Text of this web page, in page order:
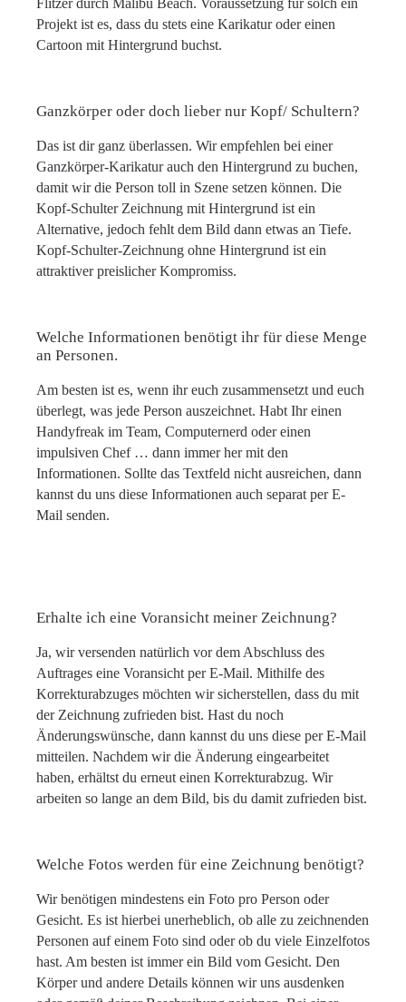
Flitzer durch Malibu Beach. Voraussetzung für solch ein
Projekt ist es, dass du stets eine Karikatur oder einen
Cartoon mit Hintergrund buchst.
Ganzkörper oder doch lieber nur Kopf/ Schultern?
Das ist dir ganz überlassen. Wir empfehlen bei einer
Ganzkörper-Karikatur auch den Hintergrund zu buchen,
damit wir die Person toll in Szene setzen können. Die
Kopf-Schulter Zeichnung mit Hintergrund ist ein
Alternative, jedoch fehlt dem Bild dann etwas an Tiefe.
Kopf-Schulter-Zeichnung ohne Hintergrund ist ein
attraktiver preislicher Kompromiss.
Welche Informationen benötigt ihr für diese Menge
an Personen.
Am besten ist es, wenn ihr euch zusammensetzt und euch
überlegt, was jede Person auszeichnet. Habt Ihr einen
Handyfreak im Team, Computernerd oder einen
impulsiven Chef … dann immer her mit den
Informationen. Sollte das Textfeld nicht ausreichen, dann
kannst du uns diese Informationen auch separat per E-
Mail senden.
Erhalte ich eine Voransicht meiner Zeichnung?
Ja, wir versenden natürlich vor dem Abschluss des
Auftrages eine Voransicht per E-Mail. Mithilfe des
Korrekturabzuges möchten wir sicherstellen, dass du mit
der Zeichnung zufrieden bist. Hast du noch
Änderungswünsche, dann kannst du uns diese per E-Mail
mitteilen. Nachdem wir die Änderung eingearbeitet
haben, erhältst du erneut einen Korrekturabzug. Wir
arbeiten so lange an dem Bild, bis du damit zufrieden bist.
Welche Fotos werden für eine Zeichnung benötigt?
Wir benötigen mindestens ein Foto pro Person oder
Gesicht. Es ist hierbei unerheblich, ob alle zu zeichnenden
Personen auf einem Foto sind oder ob du viele Einzelfotos
hast. Am besten ist immer ein Bild vom Gesicht. Den
Körper und andere Details können wir uns ausdenken